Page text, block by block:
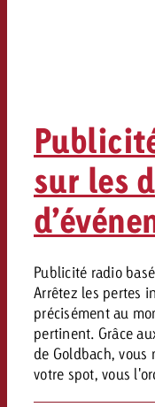
sur les
Publicité radio
Arrêtez les pertes
précisément au
pertinent. Grâce
de Goldbach, vous
votre spot, vous